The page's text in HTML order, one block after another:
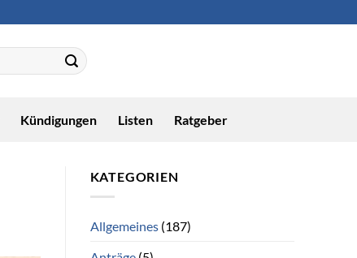
Kündigungen Listen Ratgeber
KATEGORIEN
Allgemeines(187)